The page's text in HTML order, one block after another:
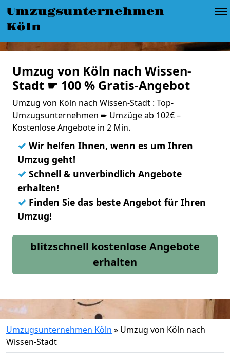
Umzugsunternehmen
Köln
Umzug von Köln nach Wissen-
Stadt ☛ 100 % Gratis-Angebot
Umzug von Köln nach Wissen-Stadt : Top-
Umzugsunternehmen ➨ Umzüge ab 102€ –
Kostenlose Angebote in 2 Min.
✓ Wir helfen Ihnen, wenn es um Ihren
Umzug geht!
✓ Schnell & unverbindlich Angebote
erhalten!
✓ Finden Sie das beste Angebot für Ihren
Umzug!
blitzschnell kostenlose Angebote
erhalten
Umzugsunternehmen Köln » Umzug von Köln nach
Wissen-Stadt